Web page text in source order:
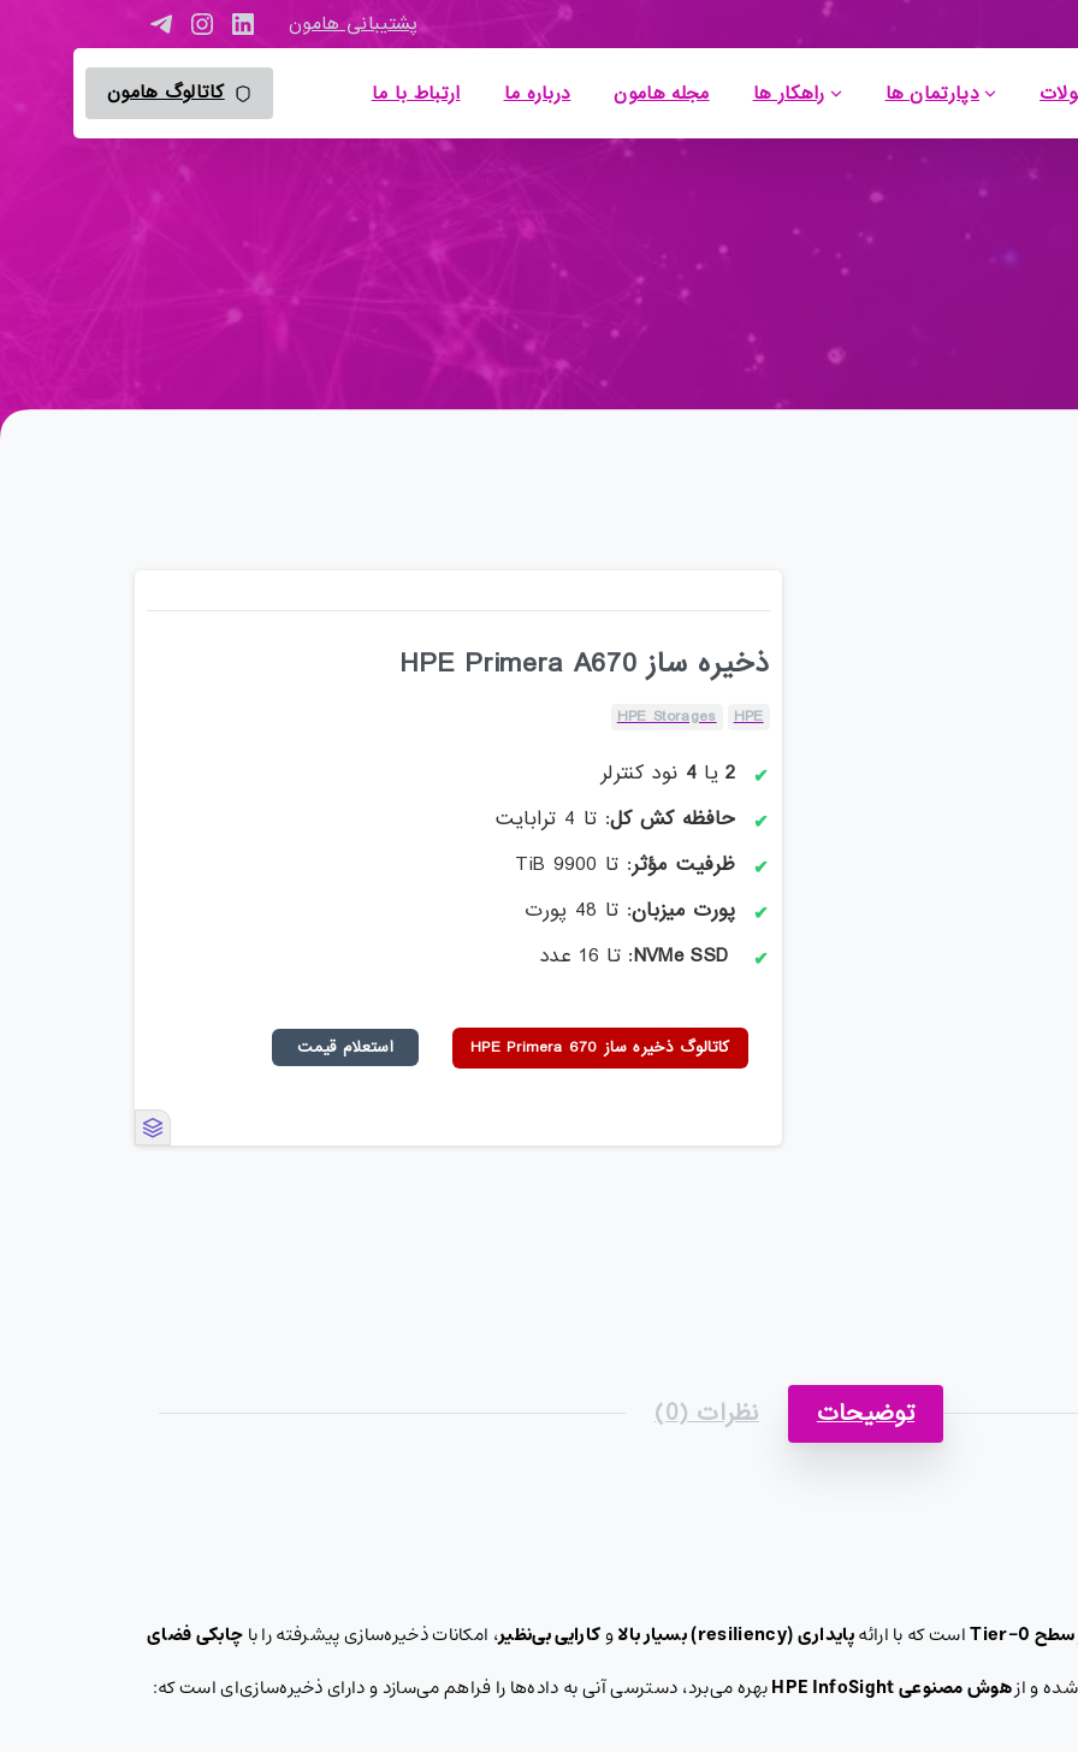
پشتیبانی هامون
دپارتمان ها راهکار ها مجله هامون درباره ما ارتباط با ما کاتالوگ هامون
ذخیره ساز HPE Primera A670
HPE
HPE Storages
2یا4 نود کنترلر
حافظه کش کل: تا 4 ترابایت
ظرفیت مؤثر: تا 9900 TiB
پورت میزبان: تا 48 پورت
: تا 16 عدد
کاتالوگ ذخیره ساز HPE Primera 670 استعلام قیمت
توضیحات نظرات (0)
سطح است که با ارائهپایداری(resiliency) بسیار بالاوکارایی بی‌نظیر، امکانات ذخیره‌سازی پیشرفته را باچابکی فضای
و ازهوش مصنوعی بهره می‌برد، دسترسی آنی به داده‌ها را فراهم می‌سازد و دارای ذخیره‌سازی‌ای است که: